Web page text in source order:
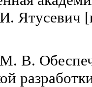
Ятусевич
В.